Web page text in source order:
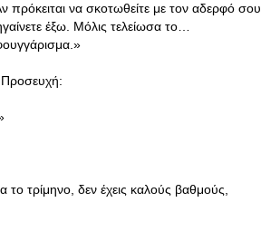
πρόκειται να σκοτωθείτε με τον αδερφό σου,
έξω. Μόλις τελείωσα το…
τρίμηνο, δεν έχεις καλούς βαθμούς,